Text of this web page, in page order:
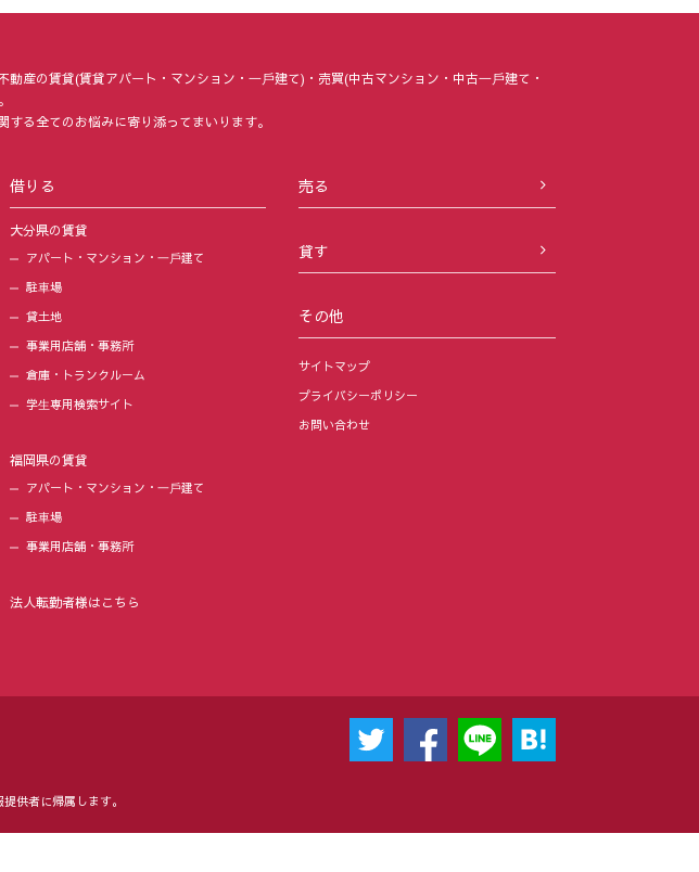
産の賃貸(賃貸アパート・マンション・⼀⼾建て)・売買(中古マンション・中古⼀⼾建て・
する全てのお悩みに寄り添ってまいります。
借りる
大分県の賃貸
アパート・マンション・⼀⼾建て
駐⾞場
貸土地
事業用店舗・事務所
倉庫・トランクルーム
学⽣専用検索サイト
福岡県の賃貸
アパート・マンション・⼀⼾建て
駐⾞場
事業用店舗・事務所
法人転勤者様はこちら
売る
貸す
その他
サイトマップ
プライバシーポリシー
お問い合わせ
供者に帰属します。